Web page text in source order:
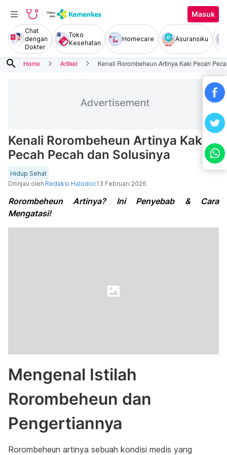
Masuk
Chat
dengan
Dokter
Toko
Kesehatan
Homecare Asuransiku
search Home Artikel Kenali Rorombeheun Artinya Kaki Pecah
Kenali Rorombeheun Artinya Kaki
Pecah Pecah dan Solusinya
Hidup Sehat
Ditinjau oleh Redaksi Halodoc13 Februari 2026
Rorombeheun Artinya? Ini Penyebab & Cara
Mengatasi!
Mengenal Istilah
Rorombeheun dan
Pengertiannya
Rorombeheun artinya sebuah kondisi medis yang